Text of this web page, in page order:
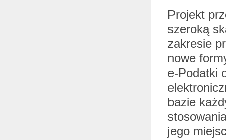
Projekt
szeroką
zakresie
nowe
e-Podatki
bazie
jego